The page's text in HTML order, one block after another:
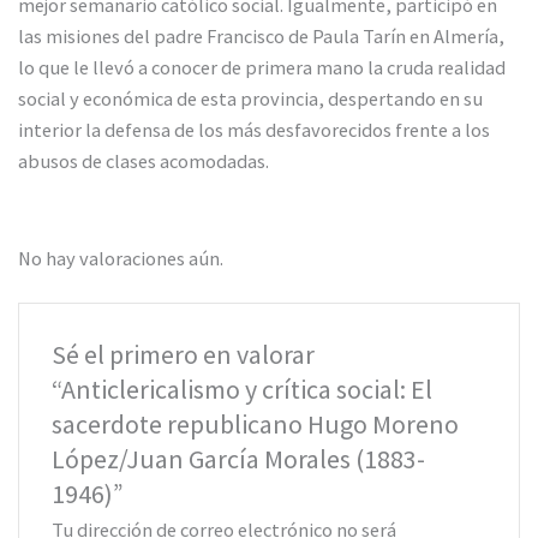
mejor semanario católico social. Igualmente, participó en
las misiones del padre Francisco de Paula Tarín en Almería,
lo que le llevó a conocer de primera mano la cruda realidad
social y económica de esta provincia, despertando en su
interior la defensa de los más desfavorecidos frente a los
abusos de clases acomodadas.
No hay valoraciones aún.
Sé el primero en valorar
“Anticlericalismo y crítica social: El
sacerdote republicano Hugo Moreno
López/Juan García Morales (1883-
1946)”
Tu dirección de correo electrónico no será